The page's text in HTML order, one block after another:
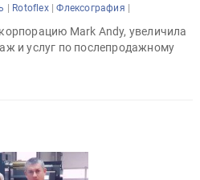
| Rotoflex|Флексография |
Mark Andy, увеличила
и услуг по послепродажному